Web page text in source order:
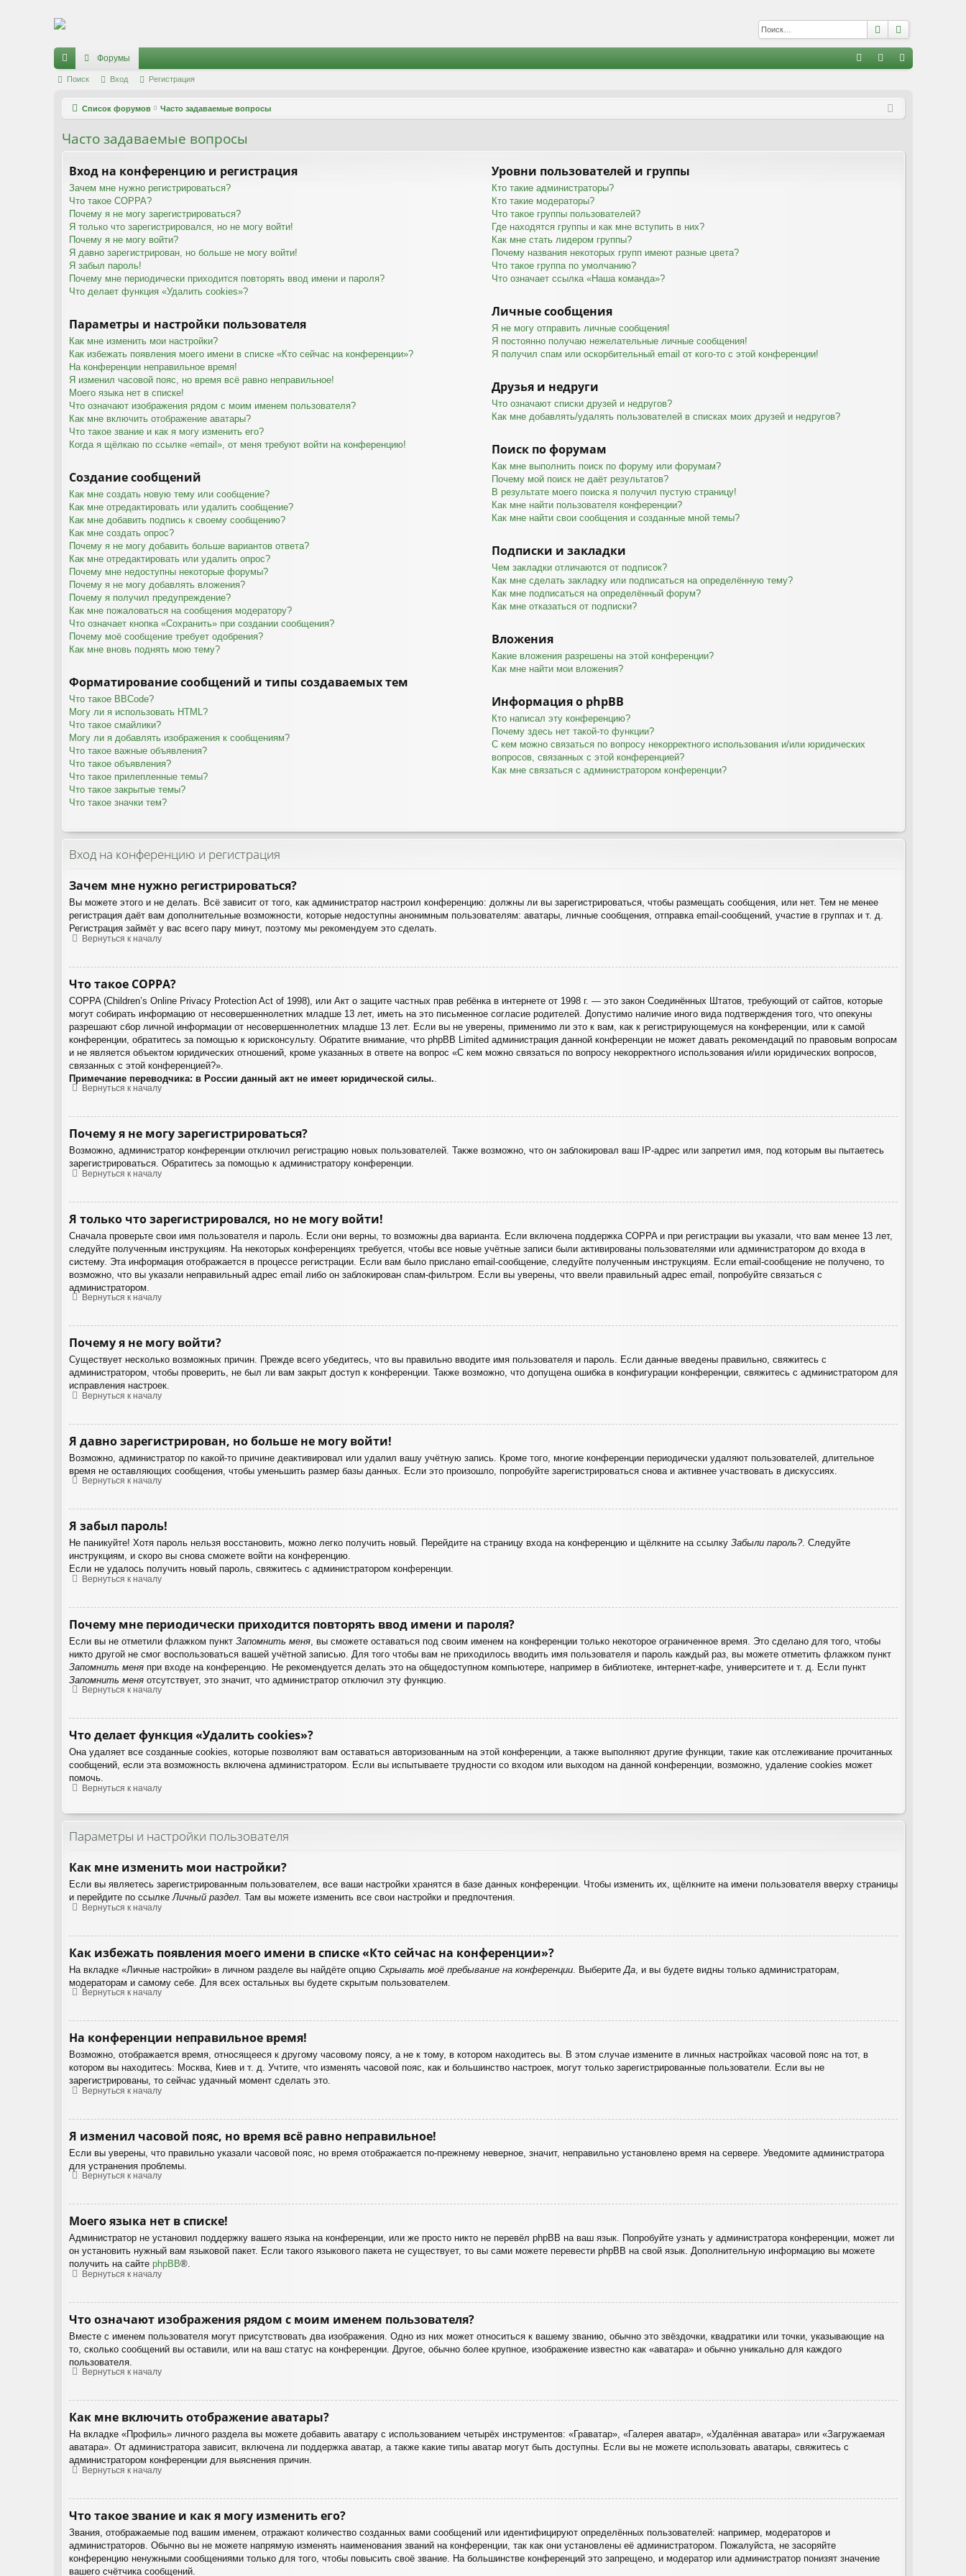
Регистрация Поиск
с
Форумы
с
Поиск Вход Регистрация
Список форумов Часто задаваемые вопросы
Часто задаваемые вопросы
Вход на конференцию и регистрация
Зачем мне нужно регистрироваться?
Что такое COPPA?
Почему я не могу зарегистрироваться?
Я только что зарегистрировался, но не могу войти!
Почему я не могу войти?
Я давно зарегистрирован, но больше не могу войти!
Я забыл пароль!
Почему мне периодически приходится повторять ввод имени и пароля?
Что делает функция «Удалить cookies»?
Параметры и настройки пользователя
Как мне изменить мои настройки?
Как избежать появления моего имени в списке «Кто сейчас на конференции»?
На конференции неправильное время!
Я изменил часовой пояс, но время всё равно неправильное!
Моего языка нет в списке!
Что означают изображения рядом с моим именем пользователя?
Как мне включить отображение аватары?
Что такое звание и как я могу изменить его?
Когда я щёлкаю по ссылке «email», от меня требуют войти на конференцию!
Создание сообщений
Как мне создать новую тему или сообщение?
Как мне отредактировать или удалить сообщение?
Как мне добавить подпись к своему сообщению?
Как мне создать опрос?
Почему я не могу добавить больше вариантов ответа?
Как мне отредактировать или удалить опрос?
Почему мне недоступны некоторые форумы?
Почему я не могу добавлять вложения?
Почему я получил предупреждение?
Как мне пожаловаться на сообщения модератору?
Что означает кнопка «Сохранить» при создании сообщения?
Почему моё сообщение требует одобрения?
Как мне вновь поднять мою тему?
Форматирование сообщений и типы создаваемых тем
Что такое BBCode?
Могу ли я использовать HTML?
Что такое смайлики?
Могу ли я добавлять изображения к сообщениям?
Что такое важные объявления?
Что такое объявления?
Что такое прилепленные темы?
Что такое закрытые темы?
Что такое значки тем?
Уровни пользователей и группы
Кто такие администраторы?
Кто такие модераторы?
Что такое группы пользователей?
Где находятся группы и как мне вступить в них?
Как мне стать лидером группы?
Почему названия некоторых групп имеют разные цвета?
Что такое группа по умолчанию?
Что означает ссылка «Наша команда»?
Личные сообщения
Я не могу отправить личные сообщения!
Я постоянно получаю нежелательные личные сообщения!
Я получил спам или оскорбительный email от кого-то с этой конференции!
Друзья и недруги
Что означают списки друзей и недругов?
Как мне добавлять/удалять пользователей в списках моих друзей и недругов?
Поиск по форумам
Как мне выполнить поиск по форуму или форумам?
Почему мой поиск не даёт результатов?
В результате моего поиска я получил пустую страницу!
Как мне найти пользователя конференции?
Как мне найти свои сообщения и созданные мной темы?
Подписки и закладки
Чем закладки отличаются от подписок?
Как мне сделать закладку или подписаться на определённую тему?
Как мне подписаться на определённый форум?
Как мне отказаться от подписки?
Вложения
Какие вложения разрешены на этой конференции?
Как мне найти мои вложения?
Информация о phpBB
Кто написал эту конференцию?
Почему здесь нет такой-то функции?
С кем можно связаться по вопросу некорректного использования и/или юридических
вопросов, связанных с этой конференцией?
Как мне связаться с администратором конференции?
Вход на конференцию и регистрация
Зачем мне нужно регистрироваться?
Вы можете этого и не делать. Всё зависит от того, как администратор настроил конференцию: должны ли вы зарегистрироваться, чтобы размещать сообщения, или нет. Тем не менее
регистрация даёт вам дополнительные возможности, которые недоступны анонимным пользователям: аватары, личные сообщения, отправка email-сообщений, участие в группах и т. д.
Регистрация займёт у вас всего пару минут, поэтому мы рекомендуем это сделать.
Вернуться к началу
Что такое COPPA?
COPPA (Children’s Online Privacy Protection Act of 1998), или Акт о защите частных прав ребёнка в интернете от 1998 г. — это закон Соединённых Штатов, требующий от сайтов, которые
могут собирать информацию от несовершеннолетних младше 13 лет, иметь на это письменное согласие родителей. Допустимо наличие иного вида подтверждения того, что опекуны
разрешают сбор личной информации от несовершеннолетних младше 13 лет. Если вы не уверены, применимо ли это к вам, как к регистрирующемуся на конференции, или к самой
конференции, обратитесь за помощью к юрисконсульту. Обратите внимание, что phpBB Limited администрация данной конференции не может давать рекомендаций по правовым вопросам
и не является объектом юридических отношений, кроме указанных в ответе на вопрос «С кем можно связаться по вопросу некорректного использования и/или юридических вопросов,
связанных с этой конференцией?».
Примечание переводчика: в России данный акт не имеет юридической силы.
Вернуться к началу
Почему я не могу зарегистрироваться?
Возможно, администратор конференции отключил регистрацию новых пользователей. Также возможно, что он заблокировал ваш IP-адрес или запретил имя, под которым вы пытаетесь
зарегистрироваться. Обратитесь за помощью к администратору конференции.
Вернуться к началу
Я только что зарегистрировался, но не могу войти!
Сначала проверьте свои имя пользователя и пароль. Если они верны, то возможны два варианта. Если включена поддержка COPPA и при регистрации вы указали, что вам менее 13 лет,
следуйте полученным инструкциям. На некоторых конференциях требуется, чтобы все новые учётные записи были активированы пользователями или администратором до входа в
систему. Эта информация отображается в процессе регистрации. Если вам было прислано email-сообщение, следуйте полученным инструкциям. Если email-сообщение не получено, то
возможно, что вы указали неправильный адрес email либо он заблокирован спам-фильтром. Если вы уверены, что ввели правильный адрес email, попробуйте связаться с
администратором.
Вернуться к началу
Почему я не могу войти?
Существует несколько возможных причин. Прежде всего убедитесь, что вы правильно вводите имя пользователя и пароль. Если данные введены правильно, свяжитесь с
администратором, чтобы проверить, не был ли вам закрыт доступ к конференции. Также возможно, что допущена ошибка в конфигурации конференции, свяжитесь с администратором для
исправления настроек.
Вернуться к началу
Я давно зарегистрирован, но больше не могу войти!
Возможно, администратор по какой-то причине деактивировал или удалил вашу учётную запись. Кроме того, многие конференции периодически удаляют пользователей, длительное
время не оставляющих сообщения, чтобы уменьшить размер базы данных. Если это произошло, попробуйте зарегистрироваться снова и активнее участвовать в дискуссиях.
Вернуться к началу
Я забыл пароль!
Не паникуйте! Хотя пароль нельзя восстановить, можно легко получить новый. Перейдите на страницу входа на конференцию и щёлкните на ссылку Забыли пароль?. Следуйте
инструкциям, и скоро вы снова сможете войти на конференцию.
Если не удалось получить новый пароль, свяжитесь с администратором конференции.
Вернуться к началу
Почему мне периодически приходится повторять ввод имени и пароля?
Если вы не отметили флажком пункт Запомнить меня, вы сможете оставаться под своим именем на конференции только некоторое ограниченное время. Это сделано для того, чтобы
никто другой не смог воспользоваться вашей учётной записью. Для того чтобы вам не приходилось вводить имя пользователя и пароль каждый раз, вы можете отметить флажком пункт
Запомнить меняпри входе на конференцию. Не рекомендуется делать это на общедоступном компьютере, например в библиотеке, интернет-кафе, университете и т. д. Если пункт
Запомнить меняотсутствует, это значит, что администратор отключил эту функцию.
Вернуться к началу
Что делает функция «Удалить cookies»?
Она удаляет все созданные cookies, которые позволяют вам оставаться авторизованным на этой конференции, а также выполняют другие функции, такие как отслеживание прочитанных
сообщений, если эта возможность включена администратором. Если вы испытываете трудности со входом или выходом на данной конференции, возможно, удаление cookies может
помочь.
Вернуться к началу
Параметры и настройки пользователя
Как мне изменить мои настройки?
Если вы являетесь зарегистрированным пользователем, все ваши настройки хранятся в базе данных конференции. Чтобы изменить их, щёлкните на имени пользователя вверху страницы
и перейдите по ссылкеЛичный раздел. Там вы можете изменить все свои настройки и предпочтения.
Вернуться к началу
Как избежать появления моего имени в списке «Кто сейчас на конференции»?
На вкладке «Личные настройки» в личном разделе вы найдёте опцию Скрывать моё пребывание на конференции. Выберите Да, и вы будете видны только администраторам,
модераторам и самому себе. Для всех остальных вы будете скрытым пользователем.
Вернуться к началу
На конференции неправильное время!
Возможно, отображается время, относящееся к другому часовому поясу, а не к тому, в котором находитесь вы. В этом случае измените в личных настройках часовой пояс на тот, в
котором вы находитесь: Москва, Киев и т. д. Учтите, что изменять часовой пояс, как и большинство настроек, могут только зарегистрированные пользователи. Если вы не
зарегистрированы, то сейчас удачный момент сделать это.
Вернуться к началу
Я изменил часовой пояс, но время всё равно неправильное!
Если вы уверены, что правильно указали часовой пояс, но время отображается по-прежнему неверное, значит, неправильно установлено время на сервере. Уведомите администратора
для устранения проблемы.
Вернуться к началу
Моего языка нет в списке!
Администратор не установил поддержку вашего языка на конференции, или же просто никто не перевёл phpBB на ваш язык. Попробуйте узнать у администратора конференции, может ли
он установить нужный вам языковой пакет. Если такого языкового пакета не существует, то вы сами можете перевести phpBB на свой язык. Дополнительную информацию вы можете
получить на сайте phpBB®.
Вернуться к началу
Что означают изображения рядом с моим именем пользователя?
Вместе с именем пользователя могут присутствовать два изображения. Одно из них может относиться к вашему званию, обычно это звёздочки, квадратики или точки, указывающие на
то, сколько сообщений вы оставили, или на ваш статус на конференции. Другое, обычно более крупное, изображение известно как «аватара» и обычно уникально для каждого
пользователя.
Вернуться к началу
Как мне включить отображение аватары?
На вкладке «Профиль» личного раздела вы можете добавить аватару с использованием четырёх инструментов: «Граватар», «Галерея аватар», «Удалённая аватара» или «Загружаемая
аватара». От администратора зависит, включена ли поддержка аватар, а также какие типы аватар могут быть доступны. Если вы не можете использовать аватары, свяжитесь с
администратором конференции для выяснения причин.
Вернуться к началу
Что такое звание и как я могу изменить его?
Звания, отображаемые под вашим именем, отражают количество созданных вами сообщений или идентифицируют определённых пользователей: например, модераторов и
администраторов. Обычно вы не можете напрямую изменять наименования званий на конференции, так как они установлены её администратором. Пожалуйста, не засоряйте
конференцию ненужными сообщениями только для того, чтобы повысить своё звание. На большинстве конференций это запрещено, и модератор или администратор понизят значение
вашего счётчика сообщений.